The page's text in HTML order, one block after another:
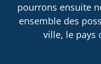
pourrons ensuite
ensemble des
ville, le pays